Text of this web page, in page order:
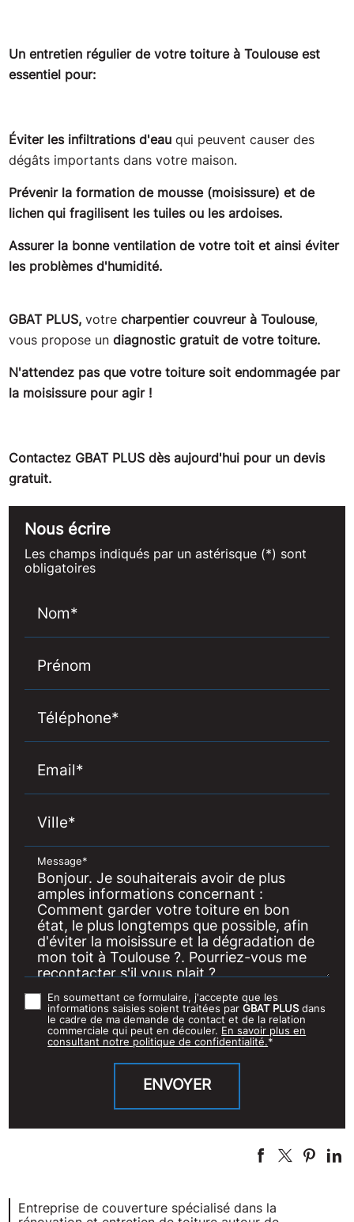
Un entretien régulier de votre toiture à Toulouse est
essentiel pour:
Éviter les infiltrations d'eau qui peuvent causer des
dégâts importants dans votre maison.
Prévenir la formation de mousse (moisissure) et de
lichen qui fragilisent les tuiles ou les ardoises.
Assurer la bonne ventilation de votre toit et ainsi éviter
les problèmes d'humidité.
GBAT PLUS, votrecharpentier couvreur à Toulouse,
vous propose undiagnostic gratuit de votre toiture.
N'attendez pas que votre toiture soit endommagée par
la moisissure pour agir !
Contactez GBAT PLUS dès aujourd'hui pour un devis
gratuit.
Nous écrire
Les champs indiqués par un astérisque (*) sont
obligatoires
Nom*
Prénom
Téléphone*
Email*
Ville*
Message*
En soumettant ce formulaire, j'accepte que les
informations saisies soient traitées parGBAT PLUS dans
le cadre de ma demande de contact et de la relation
commerciale qui peut en découler. En savoir plus en
consultant notre politique de confidentialité.*
Entreprise de couverture spécialisé dans la